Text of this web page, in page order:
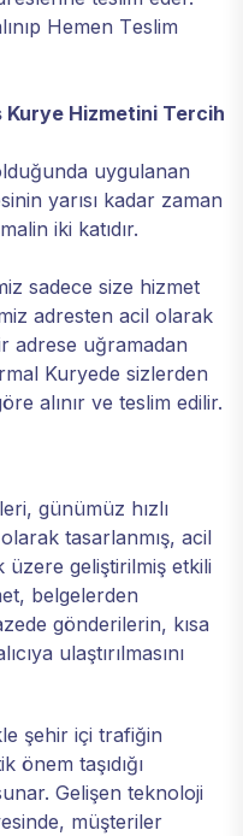
Hemen Teslim
Hizmetini Tercih
uygulanan
yarısı kadar zaman
iki katıdır.
sadece size hizmet
adresten acil olarak
adrese uğramadan
Kuryede sizlerden
alınır ve teslim edilir.
günümüz hızlı
tasarlanmış, acil
üzere geliştirilmiş etkili
belgelerden
gönderilerin, kısa
ulaştırılmasını
şehir içi trafiğin
önem taşıdığı
Gelişen teknoloji
müşteriler